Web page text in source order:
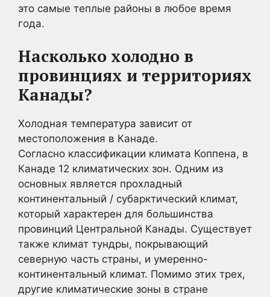
это самые теплые районы в любое время
года.
Насколько холодно в
провинциях и территориях
Канады?
Холодная температура зависит от
местоположения в Канаде.
Согласно классификации климата Коппена, в
Канаде 12 климатических зон. Одним из
основных является прохладный
континентальный / субарктический климат,
который характерен для большинства
провинций Центральной Канады. Существует
также климат тундры, покрывающий
северную часть страны, и умеренно-
континентальный климат. Помимо этих трех,
другие климатические зоны в стране